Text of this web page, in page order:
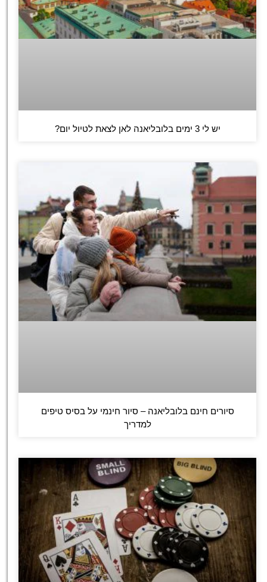
יש לי 3 ימים בלובליאנה לאן לצאת לטיול יום?
סיורים חינם בלובליאנה – סיור חינמי על בסיס טיפים
למדריך